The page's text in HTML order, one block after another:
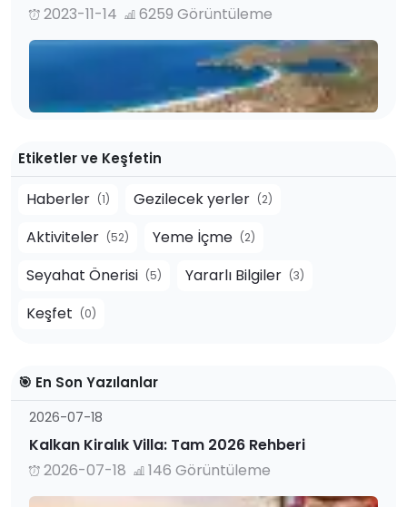
2023-11-14
6259 Görüntüleme
Etiketler ve Keşfetin
Haberler (1) Gezilecek yerler (2)
Aktiviteler (52) Yeme İçme (2)
Seyahat Önerisi (5) Yararlı Bilgiler (3)
Keşfet (0)
🎯 En Son Yazılanlar
2026-07-18
Kalkan Kiralık Villa: Tam 2026 Rehberi
2026-07-18
146 Görüntüleme